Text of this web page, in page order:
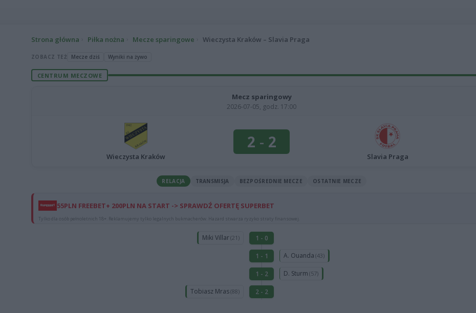
Strona główna Piłka nożna Mecze sparingowe Wieczysta Kraków – Slavia Praga
ZOBACZ TEŻ Mecze dziś Wyniki na żywo
CENTRUM MECZOWE
Mecz sparingowy
2026-07-05, godz. 17:00
Wieczysta Kraków
2 - 2
Slavia Praga
RELACJA TRANSMISJA BEZPOŚREDNIE MECZE OSTATNIE MECZE
55PLN FREEBET+ 200PLN NA START -> SPRAWDŹ OFERTĘ SUPERBET
Tylko dla osób pełnoletnich 18+. Reklamujemy tylko legalnych bukmacherów. Hazard stwarza ryzyko straty finansowej.
Miki Villar(21) 1 - 0
1 - 1 A. Ouanda (43)
1 - 2 D. Sturm (57)
Tobiasz Mras(88) 2 - 2